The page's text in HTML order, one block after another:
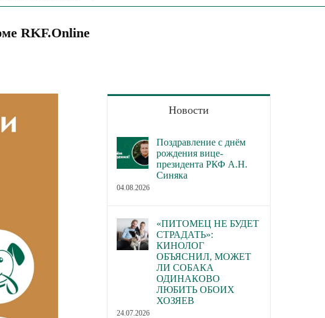
RKF.Online
Новости
Поздравление с днём
рождения вице-
президента РКФ А.Н.
Синяка
04.08.2026
«ПИТОМЕЦ НЕ БУДЕТ
СТРАДАТЬ»:
КИНОЛОГ
ОБЪЯСНИЛ, МОЖЕТ
ЛИ СОБАКА
ОДИНАКОВО
ЛЮБИТЬ ОБОИХ
ХОЗЯЕВ
24.07.2026